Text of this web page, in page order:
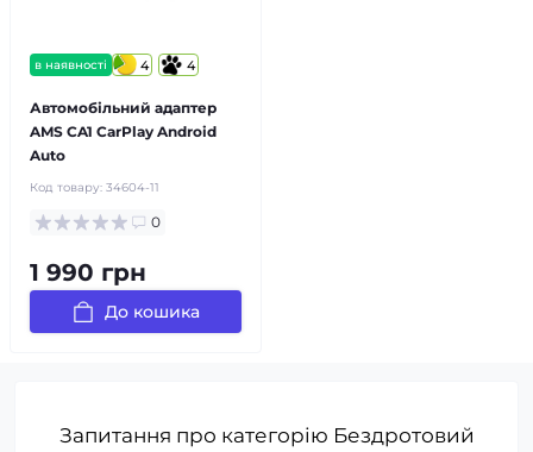
в наявності 4 4
Автомобільний адаптер
AMS CA1 CarPlay Android
Auto
Код товару: 34604-11
0
1 990 грн
До кошика
Запитання про категорію Бездротовий